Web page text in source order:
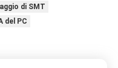
di SMT
del PC